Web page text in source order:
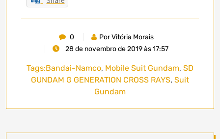
0
Por Vitória Morais
28 de novembro de 2019 às 17:57
Tags:Bandai-Namco, Mobile Suit Gundam, SD
GUNDAM G GENERATION CROSS RAYS, Suit
Gundam